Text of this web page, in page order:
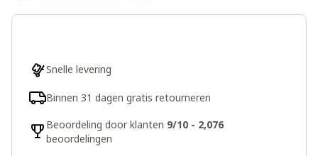
Snelle levering
Binnen 31 dagen gratis retourneren
Beoordeling door klanten 9/10 - 2,076
beoordelingen